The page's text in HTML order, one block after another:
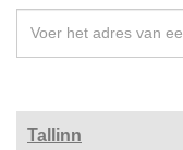
Tallinn